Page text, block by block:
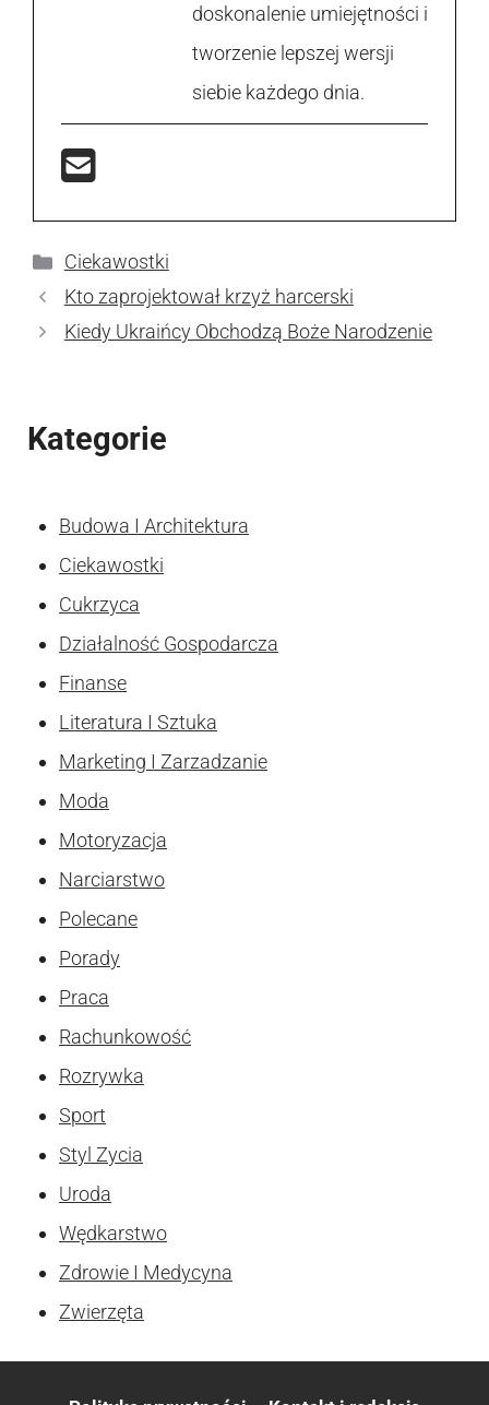
doskonalenie umiejętności i
tworzenie lepszej wersji
siebie każdego dnia.
Kategorie
Ciekawostki
Kto zaprojektował krzyż harcerski
Kiedy Ukraińcy Obchodzą Boże Narodzenie
Kategorie
Budowa I Architektura
Ciekawostki
Cukrzyca
Działalność Gospodarcza
Finanse
Literatura I Sztuka
Marketing I Zarzadzanie
Moda
Motoryzacja
Narciarstwo
Polecane
Porady
Praca
Rachunkowość
Rozrywka
Sport
Styl Zycia
Uroda
Wędkarstwo
Zdrowie I Medycyna
Zwierzęta